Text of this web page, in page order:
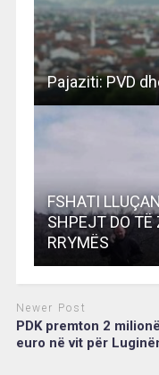
Pajaziti: PVD
FSHATI
SHPEJT DO TË
RRYMËS
Newer Post
PDK premton 2 milionë
euro në vit për